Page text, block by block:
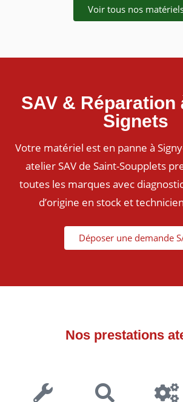
Voir tous nos
SAV & Réparation
Signets
Votre matériel est en panne à
atelier SAV de Saint-Soupplets
toutes les marques avec
d’origine en stock et
Déposer une demande
Nos prestations